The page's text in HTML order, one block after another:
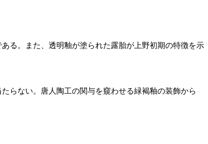
る。また、透明釉が塗られた露胎が上野初期の特徴を示
らない。唐人陶工の関与を窺わせる緑褐釉の装飾から